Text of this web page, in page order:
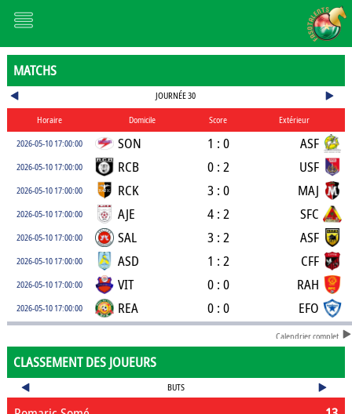
MATCHS
JOURNÉE 30
Horaire Domicile Score
Extérieur
2026-05-10 17:00:00
SON 1 : 0 ASF
2026-05-10 17:00:00 RCB 0 : 2 USF
2026-05-10 17:00:00 RCK 3 : 0 MAJ
2026-05-10 17:00:00 AJE 4 : 2 SFC
2026-05-10 17:00:00 SAL 3 : 2 ASF
2026-05-10 17:00:00 ASD 1 : 2 CFF
2026-05-10 17:00:00 VIT 0 : 0 RAH
2026-05-10 17:00:00 REA 0 : 0 EFO
Calendrier complet
CLASSEMENT DES JOUEURS
BUTS